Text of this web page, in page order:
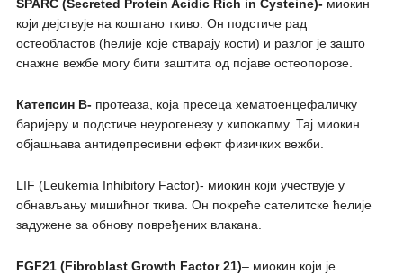
SPARC (Secreted Protein Acidic Rich in Cysteine)-миокин
који дејствује на коштано ткиво. Он подстиче рад
остеобластов (ћелије које стварају кости) и разлог је зашто
снажне вежбе могу бити заштита од појаве остеопорозе.
Катепсин B-протеаза, која пресеца хематоенцефаличку
баријеру и подстиче неурогенезу у хипокапму. Тај миокин
објашњава антидепресивни ефект физичких вежби.
LIF (Leukemia Inhibitory Factor)- миокин који учествује у
обнављању мишићног ткива. Он покреће сателитске ћелије
задужене за обнову повређених влакана.
FGF21 (Fibroblast Growth Factor 21)– миокин који је